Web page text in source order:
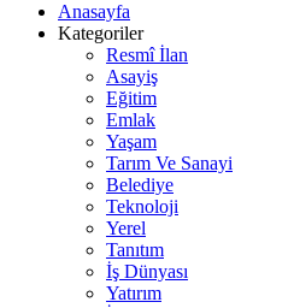
Anasayfa
Kategoriler
Resmî İlan
Asayiş
Eğitim
Emlak
Yaşam
Tarım Ve Sanayi
Belediye
Teknoloji
Yerel
Tanıtım
İş Dünyası
Yatırım